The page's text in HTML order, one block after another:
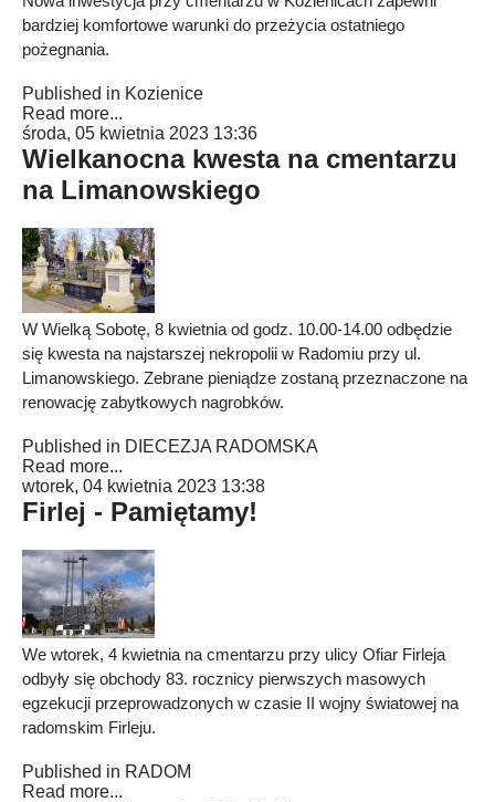
bardziej komfortowe warunki do przeżycia ostatniego
pożegnania.
Published in Kozienice
Read more...
środa, 05 kwietnia 2023 13:36
Wielkanocna kwesta na cmentarzu
na Limanowskiego
W Wielką Sobotę, 8 kwietnia od godz. 10.00-14.00 odbędzie
się kwesta na najstarszej nekropolii w Radomiu przy ul.
Limanowskiego. Zebrane pieniądze zostaną przeznaczone na
renowację zabytkowych nagrobków.
Published in DIECEZJA RADOMSKA
Read more...
wtorek, 04 kwietnia 2023 13:38
Firlej - Pamiętamy!
We wtorek, 4 kwietnia na cmentarzu przy ulicy Ofiar Firleja
odbyły się obchody 83. rocznicy pierwszych masowych
egzekucji przeprowadzonych w czasie II wojny światowej na
radomskim Firleju.
Published in RADOM
Read more...